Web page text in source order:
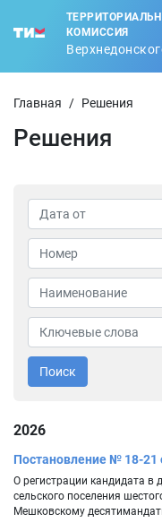
КОМИССИЯ
Главная / Решения
Решения
Поиск
2026
Постановление № 18-21
О регистрации кандидата в
сельского поселения
Мешковскому